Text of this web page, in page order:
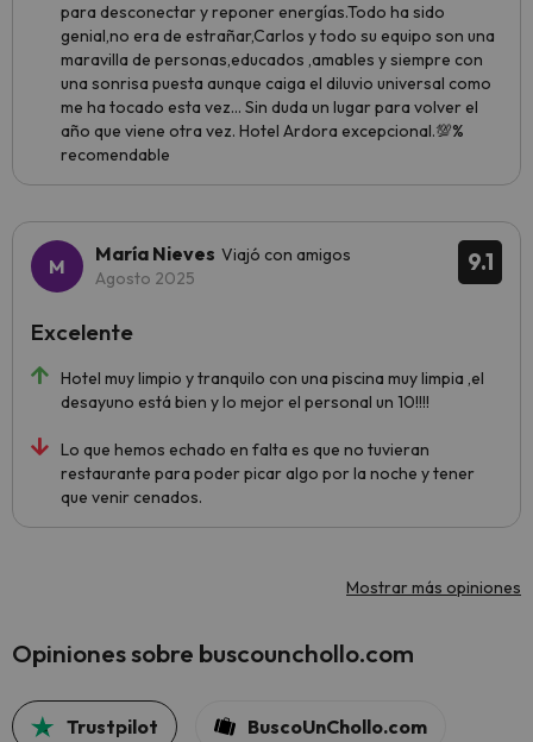
para desconectar y reponer energías.Todo ha sido
genial,no era de estrañar,Carlos y todo su equipo son una
maravilla de personas,educados ,amables y siempre con
una sonrisa puesta aunque caiga el diluvio universal como
me ha tocado esta vez... Sin duda un lugar para volver el
año que viene otra vez. Hotel Ardora excepcional.💯%
recomendable
9.1
María Nieves Viajó con amigos
Agosto 2025
Hotel muy limpio y tranquilo con una piscina muy limpia ,el
desayuno está bien y lo mejor el personal un 10!!!!
Lo que hemos echado en falta es que no tuvieran
restaurante para poder picar algo por la noche y tener
que venir cenados.
Excelente
Mostrar más opiniones
Opiniones sobre buscounchollo.com
Trustpilot BuscoUnChollo.com